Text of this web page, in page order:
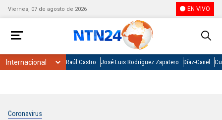
Viernes, 07 de agosto de 2026 EN VIVO
Raúl Castro José Luis Rodríguez Zapatero Díaz-Canel
Coronavirus